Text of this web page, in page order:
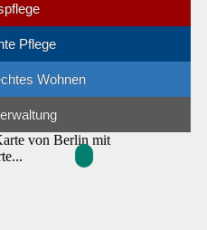
Pflege
Wohnen